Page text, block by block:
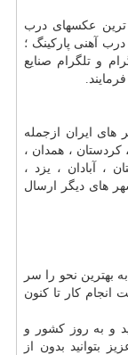
ترین عکسهای درب
آهنی پارکینگ ؛
و تلگرام صنایع
های ایران ازجمله
کردستان ، همدان ،
، آبادان ، یزد ،
های دیگر ارسال
بهترین نحو را سر
کار تا کنون
و به روز کشور و
بتوانید بدون از